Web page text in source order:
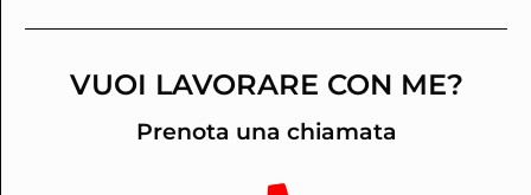
VUOI LAVORARE CON ME?
Prenota una chiamata